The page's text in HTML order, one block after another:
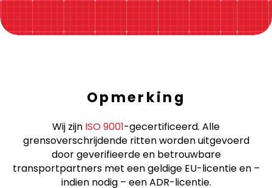
Opmerking
Wij zijn ISO 9001-gecertificeerd. Alle
grensoverschrijdende ritten worden uitgevoerd
door geverifieerde en betrouwbare
transportpartners met een geldige EU-licentie en –
indien nodig – een ADR-licentie.